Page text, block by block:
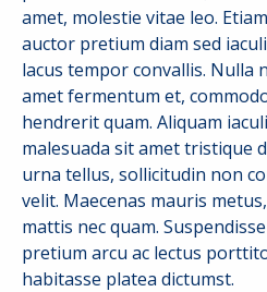
amet, molestie vitae leo.
auctor pretium diam sed
lacus tempor convallis. Nulla
amet fermentum et,
hendrerit quam. Aliquam
malesuada sit amet tristique
urna tellus, sollicitudin non
velit. Maecenas mauris
mattis nec quam.
pretium arcu ac lectus
habitasse platea dictumst.